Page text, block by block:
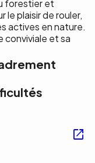
forestier et
le plaisir de rouler,
actives en nature.
conviviale et sa